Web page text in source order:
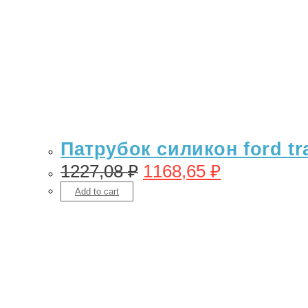
Патрубок силикон ford
1227,08₽ 1168,65 ₽
Add to cart